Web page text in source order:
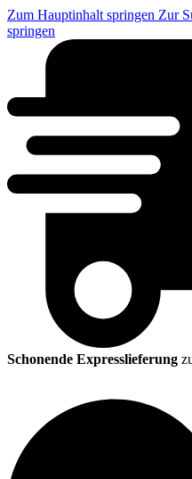
Zum Hauptinhalt springen Zur
springen
Schonende Expresslieferung